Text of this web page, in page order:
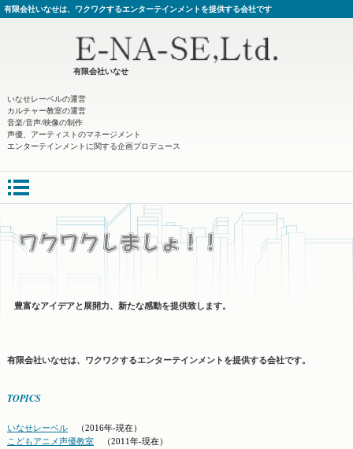
有限会社いなせは、ワクワクするエンターテインメントを提供する会社です
有限会社いなせ
いなせレーベルの運営
カルチャー教室の運営
音楽/音声/映像の制作
声優、アーティストのマネージメント
エンターテインメントに関する企画プロデュース
豊富なアイデアと展開力、新たな感動を提供致します。
有限会社いなせは、ワクワクするエンターテインメントを提供する会社です。
TOPICS
いなせレーベル（2016年-現在）
こどもアニメ声優教室（2011年-現在）